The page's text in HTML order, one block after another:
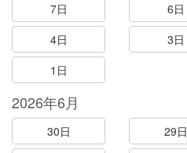
7日
6日
4日
3日
1日
2026年6月
30日 29日